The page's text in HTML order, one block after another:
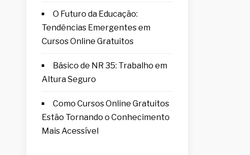
O Futuro da Educação:
Tendências Emergentes em
Cursos Online Gratuitos
Básico de NR 35: Trabalho em
Altura Seguro
Como Cursos Online Gratuitos
Estão Tornando o Conhecimento
Mais Acessível